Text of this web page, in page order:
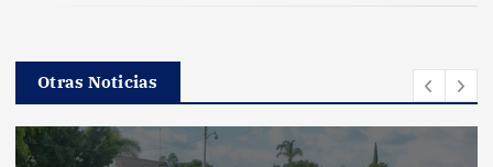
Otras Noticias